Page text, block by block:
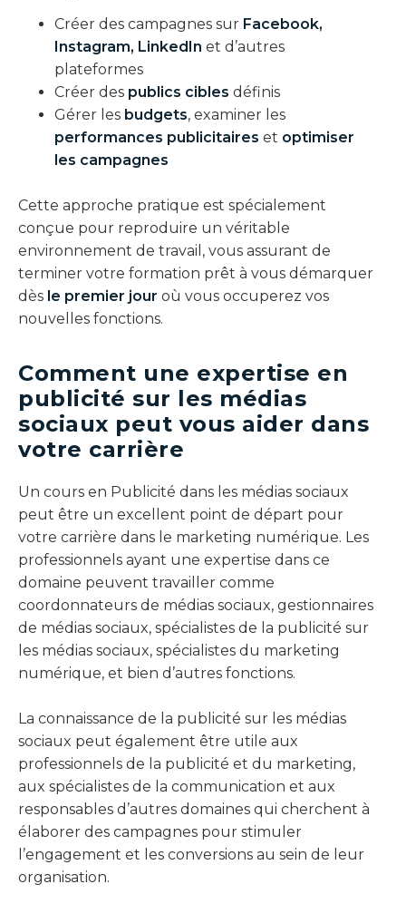
Créer des campagnes sur Facebook,
Instagram, LinkedIn et d’autres
plateformes
Créer des publics cibles définis
Gérer les budgets, examiner les
performances publicitaires et optimiser
les campagnes
Cette approche pratique est spécialement
conçue pour reproduire un véritable
environnement de travail, vous assurant de
terminer votre formation prêt à vous démarquer
dès le premier jour où vous occuperez vos
nouvelles fonctions.
Comment une expertise en
publicité sur les médias
sociaux peut vous aider dans
votre carrière
Un cours en Publicité dans les médias sociaux
peut être un excellent point de départ pour
votre carrière dans le marketing numérique. Les
professionnels ayant une expertise dans ce
domaine peuvent travailler comme
coordonnateurs de médias sociaux, gestionnaires
de médias sociaux, spécialistes de la publicité sur
les médias sociaux, spécialistes du marketing
numérique, et bien d’autres fonctions.
La connaissance de la publicité sur les médias
sociaux peut également être utile aux
professionnels de la publicité et du marketing,
aux spécialistes de la communication et aux
responsables d’autres domaines qui cherchent à
élaborer des campagnes pour stimuler
l’engagement et les conversions au sein de leur
organisation.